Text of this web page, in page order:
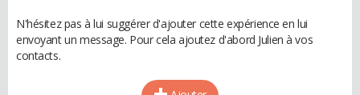
N'hésitez pas à lui suggérer d'ajouter cette expérience en lui
envoyant un message. Pour cela ajoutez d'abord Julien à vos
contacts.